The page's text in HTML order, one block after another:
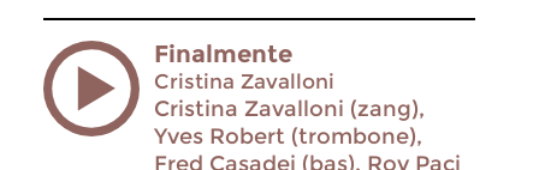
Finalmente
Cristina Zavalloni
Cristina Zavalloni (zang),
Yves Robert (trombone),
Fred Casadei (bas), Roy Paci